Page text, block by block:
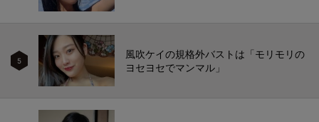
5
風吹ケイの規格外バストは「モリモリの
ヨセヨセでマンマル」